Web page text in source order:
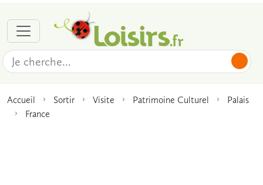
Accueil Sortir Visite Patrimoine Culturel
Palais
France